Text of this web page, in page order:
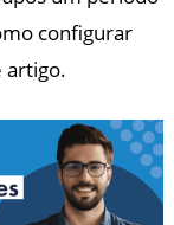
configurar
artigo.